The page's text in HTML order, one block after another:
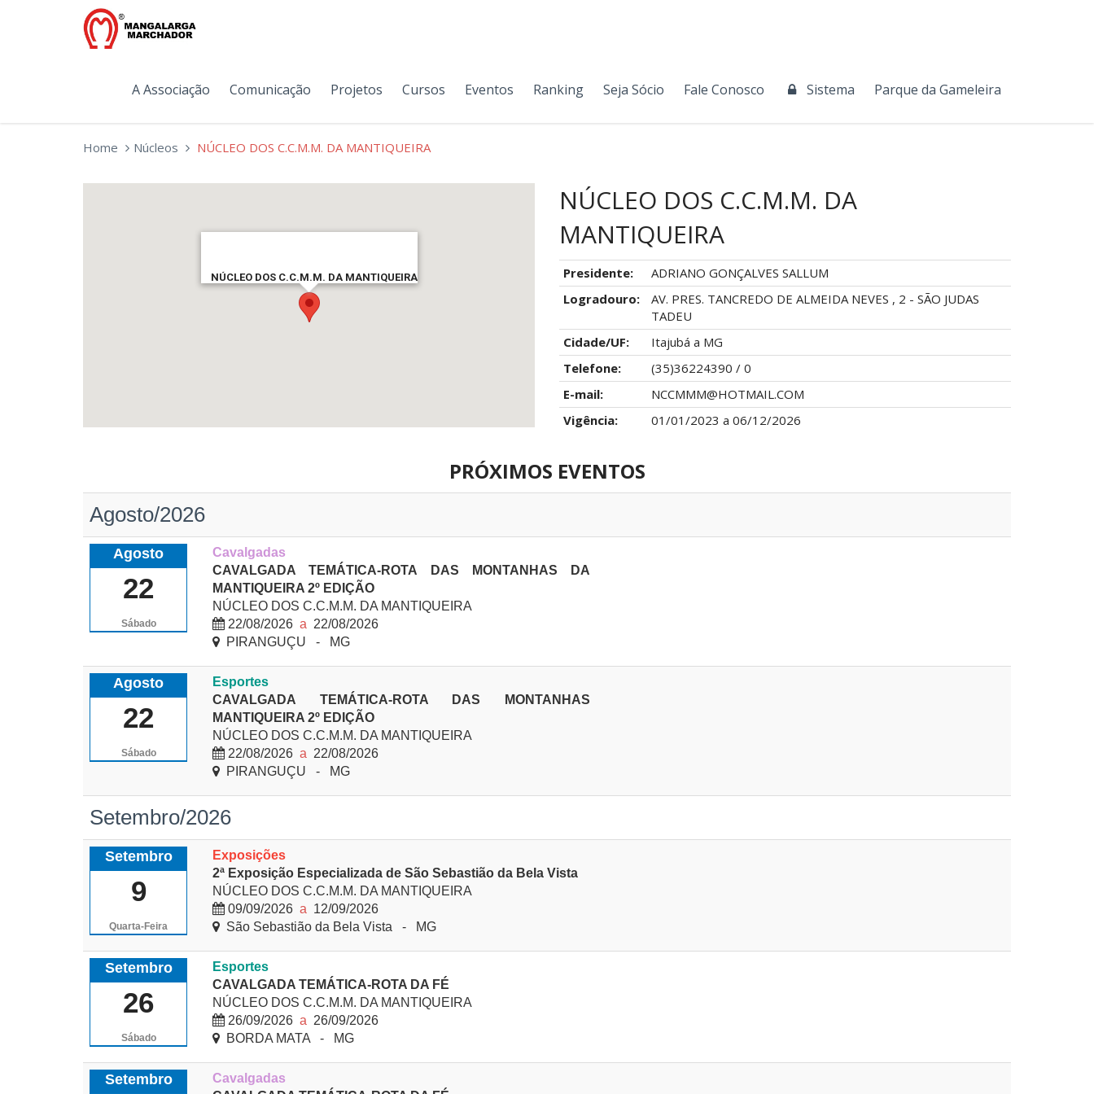
A Associação Comunicação Projetos Cursos Eventos Ranking Seja Sócio Fale Conosco Sistema Parque da Gameleira
Home Núcleos NÚCLEO DOS C.C.M.M. DA MANTIQUEIRA
NÚCLEO DOS C.C.M.M. DA MANTIQUEIRA
NÚCLEO DOS C.C.M.M. DA
MANTIQUEIRA
Presidente:
ADRIANO GONÇALVES SALLUM
Logradouro:
AV. PRES. TANCREDO DE ALMEIDA NEVES , 2 - SÃO JUDAS
TADEU
Cidade/UF:
Itajubá a MG
Telefone:
(35)36224390 / 0
E-mail:
NCCMMM@HOTMAIL.COM
Vigência:
01/01/2023 a 06/12/2026
PRÓXIMOS EVENTOS
Agosto/2026
Agosto
22
Sábado
Cavalgadas
CAVALGADA TEMÁTICA-ROTA DAS MONTANHAS DA
MANTIQUEIRA 2º EDIÇÃO
NÚCLEO DOS C.C.M.M. DA MANTIQUEIRA
22/08/2026 a 22/08/2026
PIRANGUÇU - MG
Agosto
22
Sábado
Esportes
CAVALGADA TEMÁTICA-ROTA DAS MONTANHAS
MANTIQUEIRA 2º EDIÇÃO
NÚCLEO DOS C.C.M.M. DA MANTIQUEIRA
22/08/2026 a 22/08/2026
PIRANGUÇU - MG
Setembro/2026
Setembro
9
Quarta-Feira
Exposições
2ª Exposição Especializada de São Sebastião da Bela Vista
NÚCLEO DOS C.C.M.M. DA MANTIQUEIRA
09/09/2026 a 12/09/2026
São Sebastião da Bela Vista - MG
Setembro
26
Sábado
Esportes
CAVALGADA TEMÁTICA-ROTA DA FÉ
NÚCLEO DOS C.C.M.M. DA MANTIQUEIRA
26/09/2026 a 26/09/2026
BORDA MATA - MG
Setembro
Cavalgadas